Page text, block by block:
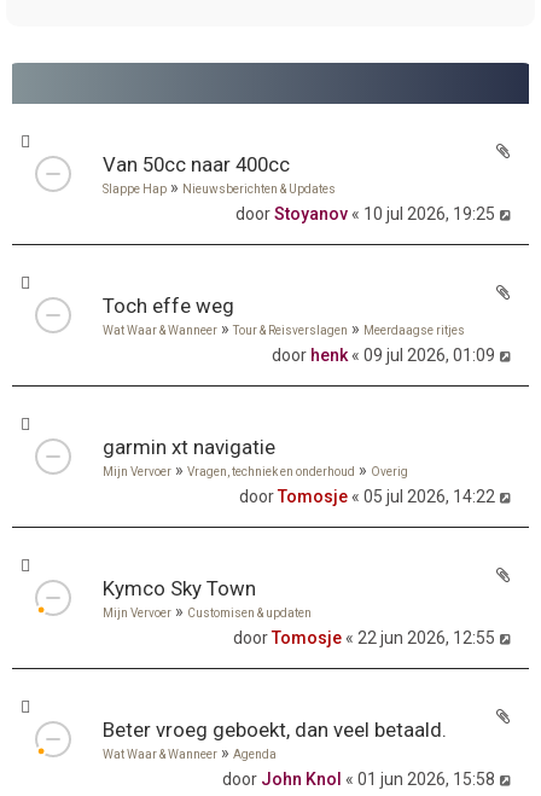
Van 50cc naar 400cc
Slappe Hap » Nieuwsberichten & Updates
doorStoyanov « 10 jul 2026, 19:25
Toch effe weg
Wat Waar & Wanneer »Tour & Reisverslagen » Meerdaagse ritjes
door henk « 09 jul 2026, 01:09
garmin xt navigatie
Mijn Vervoer » Vragen, techniek en onderhoud » Overig
doorTomosje « 05 jul 2026, 14:22
Kymco Sky Town
Mijn Vervoer » Customisen & updaten
doorTomosje « 22 jun 2026, 12:55
Beter vroeg geboekt, dan veel betaald.
Wat Waar & Wanneer » Agenda
door John Knol « 01 jun 2026, 15:58